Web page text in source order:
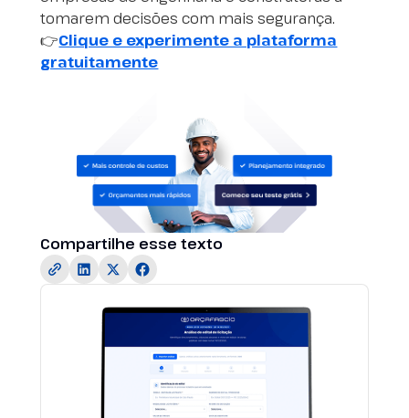
tomarem decisões com mais segurança.
👉Clique e experimente a plataforma
gratuitamente
Compartilhe esse texto